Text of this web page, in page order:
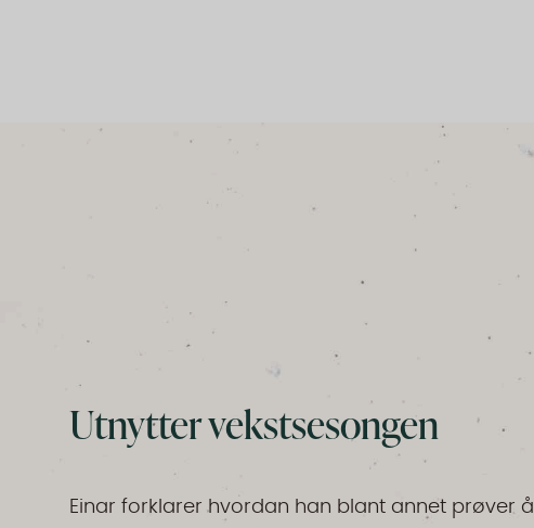
Utnytter vekstsesongen
Einar forklarer hvordan han blant annet prøver å